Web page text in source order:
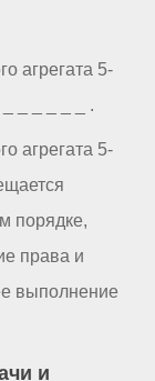
агрегата 5-
_ _ _ _ _ .
агрегата 5-
порядке,
права и
выполнение
и